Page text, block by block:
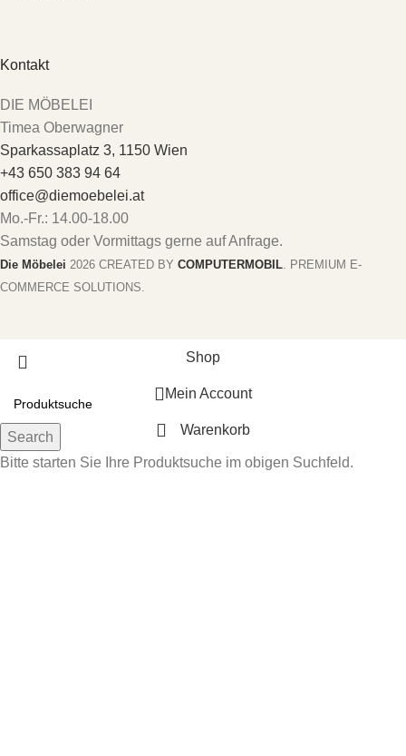
Kontakt
DIE MÖBELEI
Timea Oberwagner
Sparkassaplatz 3, 1150 Wien
+43 650 383 94 64
office@diemoebelei.at
Mo.-Fr.: 14.00-18.00
Samstag oder Vormittags gerne auf Anfrage.
Die Möbelei 2026 CREATED BY COMPUTERMOBIL . PREMIUM E-
COMMERCE SOLUTIONS.
Search
Bitte starten Sie Ihre Produktsuche im obigen Suchfeld.
Shop
Mein Account
Warenkorb